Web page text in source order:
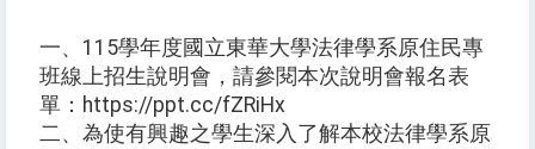
一、115學年度國立東華大學法律學系原住民專
班線上招生說明會，請參閱本次說明會報名表
單：https://ppt.cc/fZRiHx
二、為使有興趣之學生深入了解本校法律學系原